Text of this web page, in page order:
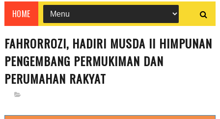
HOME
FAHRORROZI, HADIRI MUSDA II HIMPUNAN
PENGEMBANG PERMUKIMAN DAN
PERUMAHAN RAKYAT